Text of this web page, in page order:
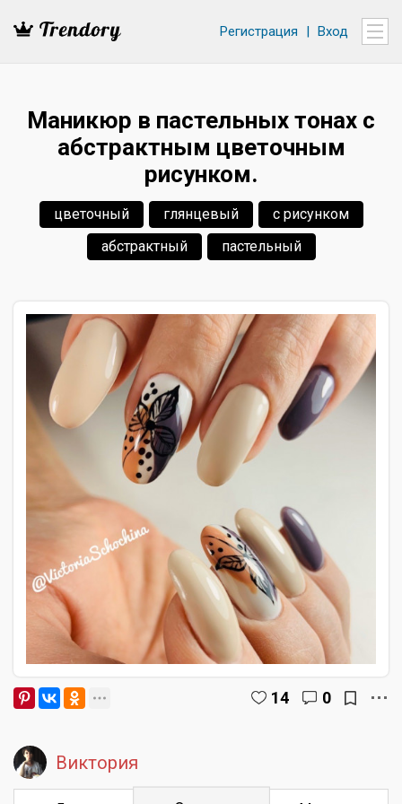
Регистрация | Вход
Маникюр в пастельных тонах с
абстрактным цветочным
рисунком.
цветочный глянцевый
с рисунком
абстрактный
пастельный
14 0
Виктория